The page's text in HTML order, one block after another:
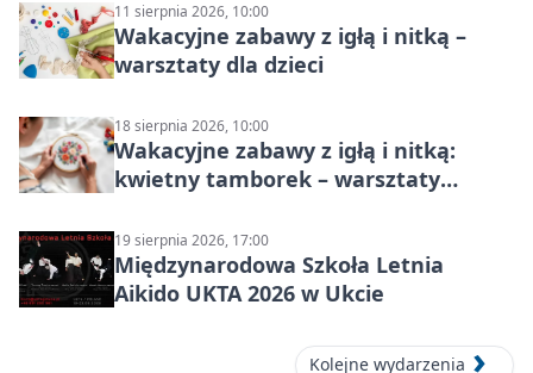
11 sierpnia 2026, 10:00
Wakacyjne zabawy z igłą i nitką –
warsztaty dla dzieci
18 sierpnia 2026, 10:00
Wakacyjne zabawy z igłą i nitką:
kwietny tamborek – warsztaty
19 sierpnia 2026, 17:00
Międzynarodowa Szkoła Letnia
Aikido UKTA 2026 w Ukcie
Kolejne wydarzenia